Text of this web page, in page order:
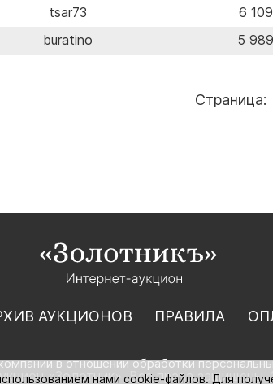
tsar73
6
buratino
5
Страница:
АУКЦИОНОВ ПРАВИЛА
в отношении обработки
«Золотник». Все права защищены.
нами cookie-файлов. Для